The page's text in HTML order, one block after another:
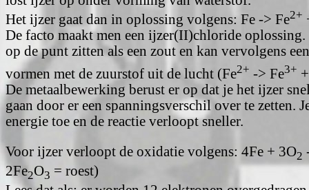
Het ijzer gaat dan in oplossing volgens: Fe -> Fe2+
De facto maakt men een ijzer(II)chloride oplossing.
op de punt zitten als een zout en kan vervolgens
vormen met de zuurstof uit de lucht (Fe2+ -> Fe3+
De metaalbewerking berust er op dat je het ijzer
gaan door er een spanningsverschil over te zetten.
energie toe en de reactie verloopt sneller.
Voor ijzer verloopt de oxidatie volgens: 4Fe + 3O2
2Fe2O3 = roest)